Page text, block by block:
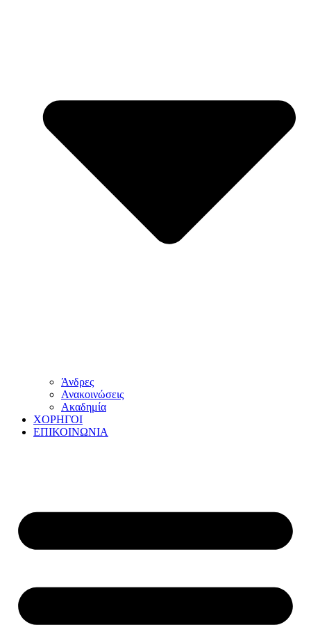
Άνδρες
Ανακοινώσεις
Ακαδημία
ΧΟΡΗΓΟΙ
ΕΠΙΚΟΙΝΩΝΙΑ